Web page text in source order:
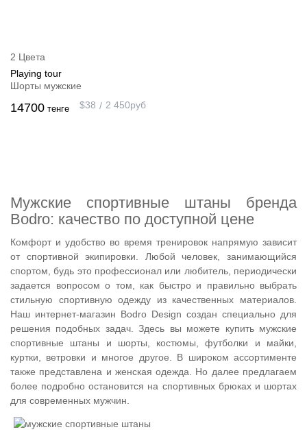
2 Цвета
Playing tour
Шорты мужские
14700 тенге $38 2 450руб
Мужские спортивные штаны бренда
Bodro: качество по доступной цене
Комфорт и удобство во время тренировок напрямую зависит
от спортивной экипировки. Любой человек, занимающийся
спортом, будь это профессионал или любитель, периодически
задается вопросом о том, как быстро и правильно выбрать
стильную спортивную одежду из качественных материалов.
Наш интернет-магазин Bodro Design создан специально для
решения подобных задач. Здесь вы можете купить мужские
спортивные штаны и шорты, костюмы, футболки и майки,
куртки, ветровки и многое другое. В широком ассортименте
также представлена и женская одежда. Но далее предлагаем
более подробно остановится на спортивных брюках и шортах
для современных мужчин.